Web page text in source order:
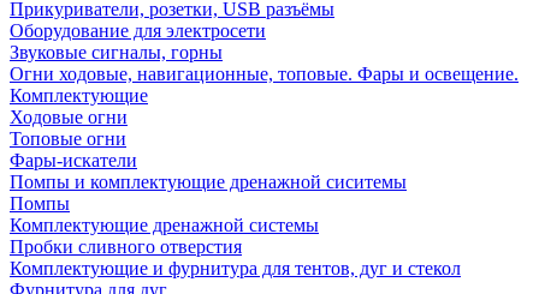
Прикуриватели, розетки, USB разъёмы
Оборудование для электросети
Звуковые сигналы, горны
Огни ходовые, навигационные, топовые. Фары и освещение.
Комплектующие
Ходовые огни
Топовые огни
Фары-искатели
Помпы и комплектующие дренажной сиситемы
Помпы
Комплектующие дренажной системы
Пробки сливного отверстия
Комплектующие и фурнитура для тентов, дуг и стекол
Фурнитура для дуг